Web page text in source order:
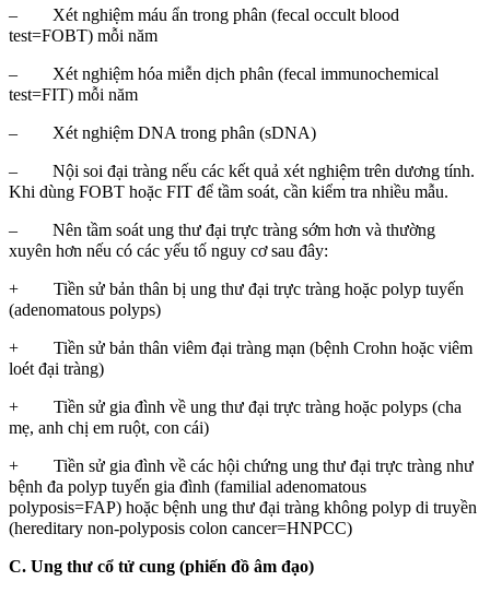
– Xét nghiệm máu ẩn trong phân (fecal occult blood
test=FOBT) mỗi năm
– Xét nghiệm hóa miễn dịch phân (fecal immunochemical
test=FIT) mỗi năm
– Xét nghiệm DNA trong phân (sDNA)
– Nội soi đại tràng nếu các kết quả xét nghiệm trên dương tính.
Khi dùng FOBT hoặc FIT để tầm soát, cần kiểm tra nhiều mẫu.
– Nên tầm soát ung thư đại trực tràng sớm hơn và thường
xuyên hơn nếu có các yếu tố nguy cơ sau đây:
+ Tiền sử bản thân bị ung thư đại trực tràng hoặc polyp tuyến
(adenomatous polyps)
+ Tiền sử bản thân viêm đại tràng mạn (bệnh Crohn hoặc viêm
loét đại tràng)
+ Tiền sử gia đình về ung thư đại trực tràng hoặc polyps (cha
mẹ, anh chị em ruột, con cái)
+ Tiền sử gia đình về các hội chứng ung thư đại trực tràng như
bệnh đa polyp tuyến gia đình (familial adenomatous
polyposis=FAP) hoặc bệnh ung thư đại tràng không polyp di truyền
(hereditary non-polyposis colon cancer=HNPCC)
C. Ung thư cổ tử cung (phiến đồ âm đạo)